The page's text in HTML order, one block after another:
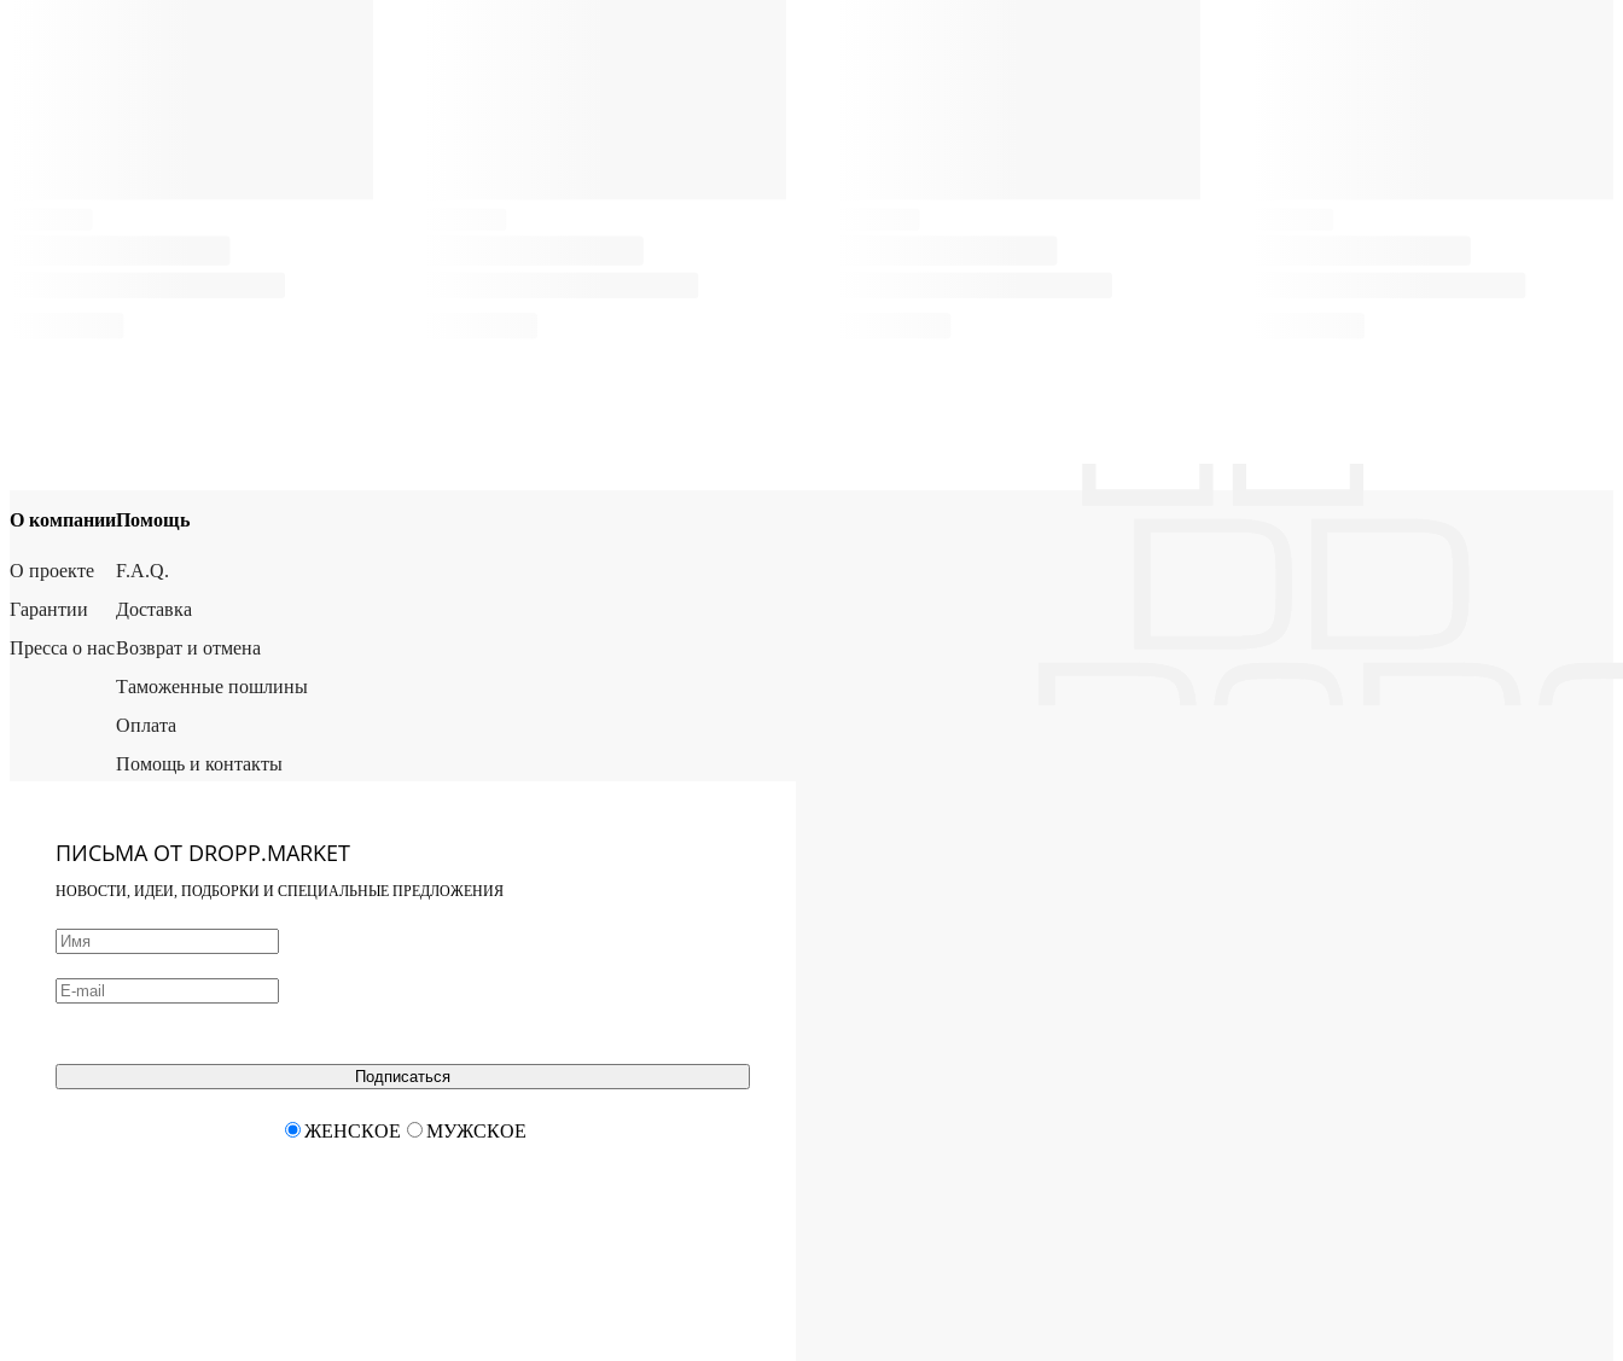
О компании
О проекте
Гарантии
Пресса о нас
Помощь
F.A.Q.
Доставка
Возврат и отмена
Таможенные пошлины
Оплата
Помощь и контакты
ПИСЬМА ОТ DROPP.MARKET
НОВОСТИ, ИДЕИ, ПОДБОРКИ И СПЕЦИАЛЬНЫЕ ПРЕДЛОЖЕНИЯ
Подписаться
ЖЕНСКОЕ МУЖСКОЕ